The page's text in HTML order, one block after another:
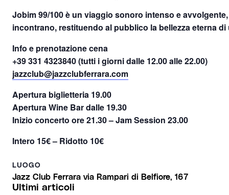
Jobim 99/100 è un viaggio sonoro intenso e
incontrano, restituendo al pubblico la bellezza eterna
Info e prenotazione cena
+39 331 4323840 (tutti i giorni dalle 12.00 alle 22.00)
jazzclub@jazzclubferrara.com
Apertura biglietteria 19.00
Apertura Wine Bar dalle 19.30
Inizio concerto ore 21.30 – Jam Session 23.00
Intero 15€ – Ridotto 10€
LUOGO
Jazz Club Ferrara via Rampari di Belfiore, 167
Ultimi articoli